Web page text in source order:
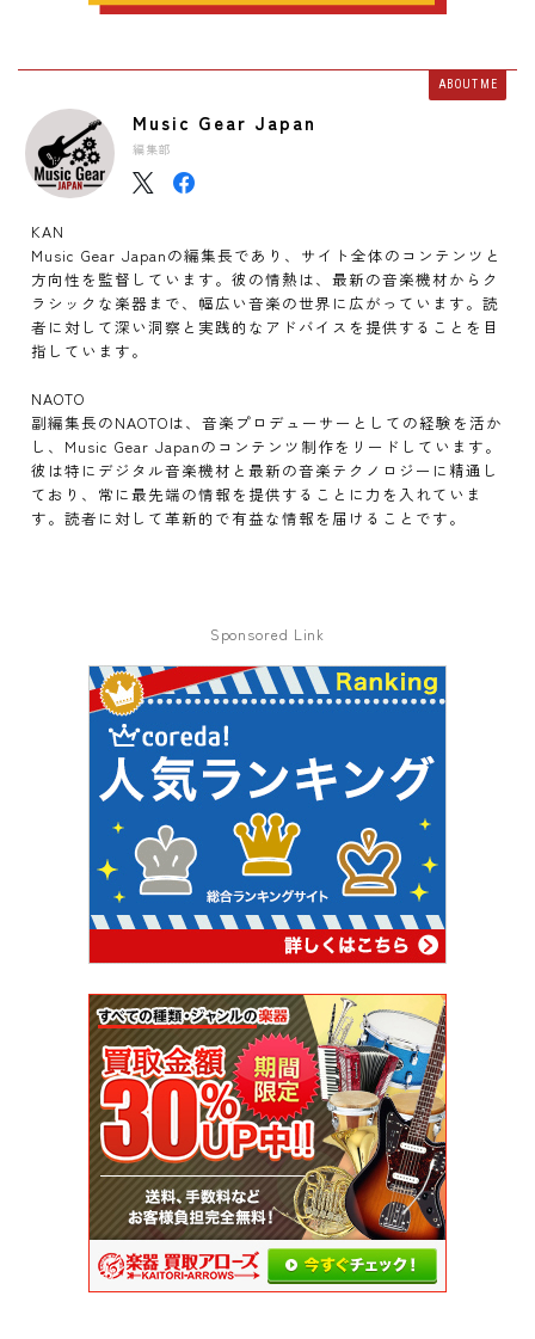
ABOUT ME
Music Gear Japan
編集部
KAN
Music Gear Japanの編集長であり、サイト全体のコンテンツと
方向性を監督しています。彼の情熱は、最新の音楽機材からク
ラシックな楽器まで、幅広い音楽の世界に広がっています。読
者に対して深い洞察と実践的なアドバイスを提供することを目
指しています。
NAOTO
副編集長のNAOTOは、音楽プロデューサーとしての経験を活か
し、Music Gear Japanのコンテンツ制作をリードしています。
彼は特にデジタル音楽機材と最新の音楽テクノロジーに精通し
ており、常に最先端の情報を提供することに力を入れていま
す。読者に対して革新的で有益な情報を届けることです。
Sponsored Link